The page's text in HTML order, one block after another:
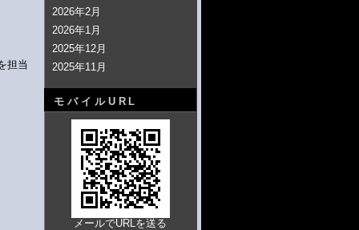
担当
2026年2月
2026年1月
2025年12月
2025年11月
モバイルURL
メールでURLを送る